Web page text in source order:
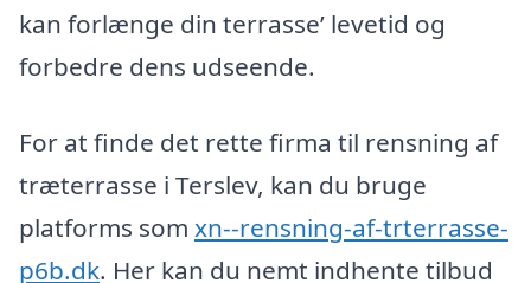
kan forlænge din terrasse’ levetid og
forbedre dens udseende.
For at finde det rette firma til rensning af
træterrasse i Terslev, kan du bruge
platforms som xn--rensning-af-trterrasse-
p6b.dk. Her kan du nemt indhente tilbud